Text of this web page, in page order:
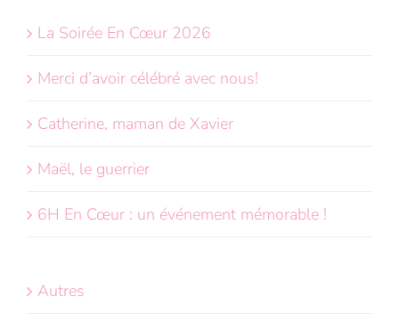
:
La Soirée En Cœur 2026
Merci d’avoir célébré avec nous!
Catherine, maman de Xavier
Maël, le guerrier
6H En Cœur : un événement mémorable !
Autres